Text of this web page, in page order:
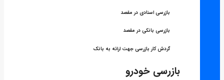
بازرسی اسنادی در مقصد
بازرسی بانکی در مقصد
گردش کار بازرسی جهت ارائه به بانک
بازرسی خودرو